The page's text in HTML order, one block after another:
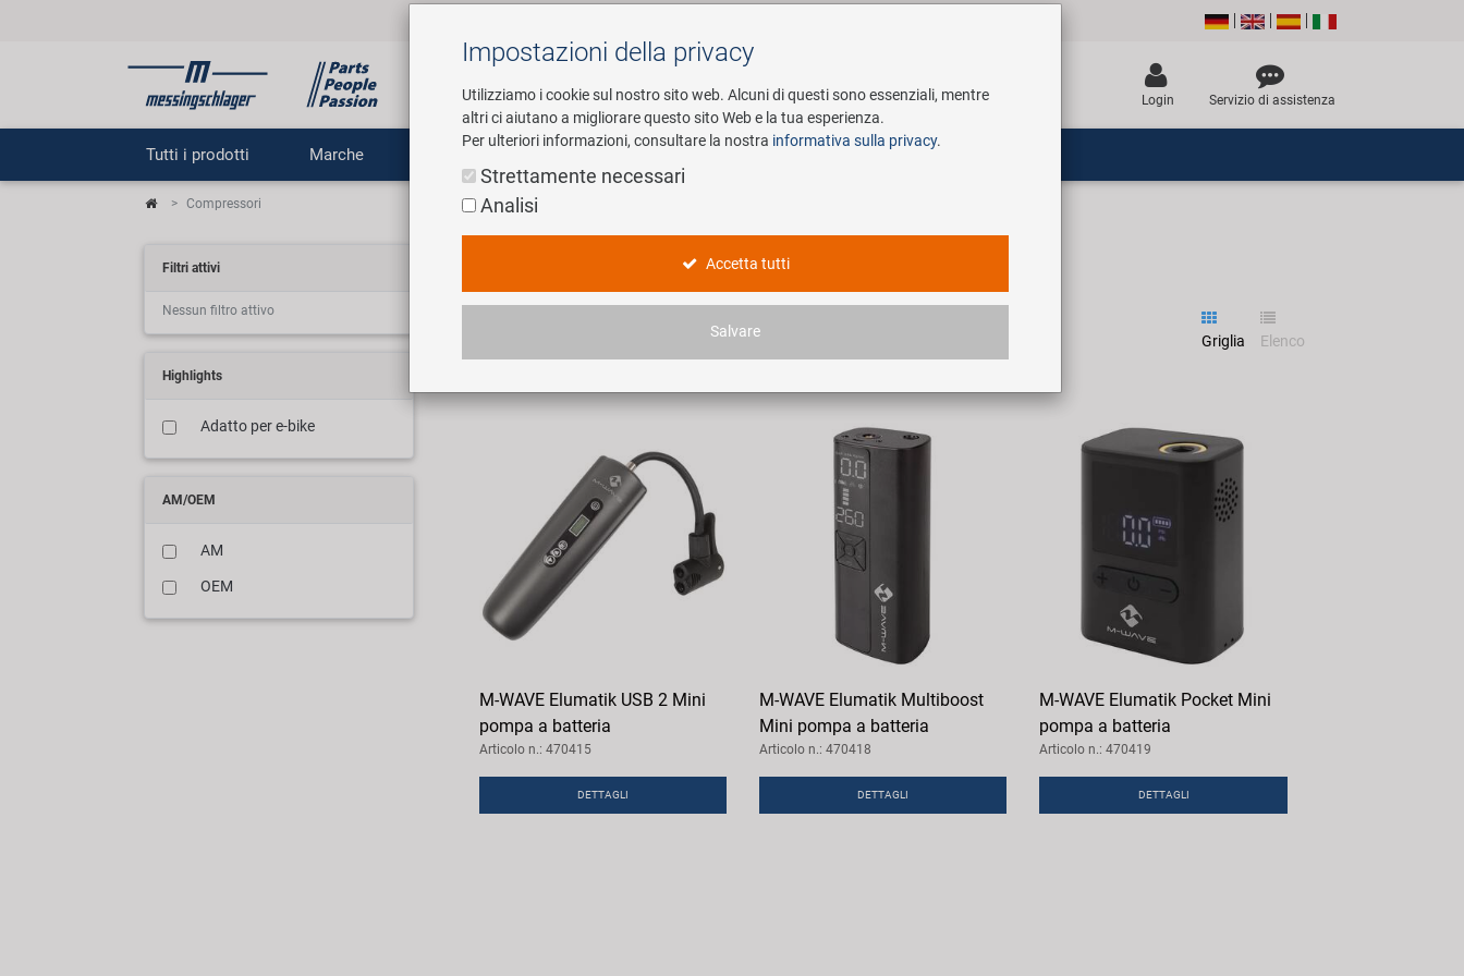
Cerca
Login Servizio di assistenza
Tutti i prodotti Marche E-Mobility
Compressori
Filtri attivi
Nessun filtro attivo
Highlights
Adatto per e-bike
AM/OEM
AM
OEM
Griglia Elenco
M-WAVE Elumatik USB 2 Mini
pompa a batteria
Articolo n.: 470415
DETTAGLI
M-WAVE Elumatik Multiboost
Mini pompa a batteria
Articolo n.: 470418
DETTAGLI
M-WAVE Elumatik Pocket Mini
pompa a batteria
Articolo n.: 470419
DETTAGLI
Impostazioni della privacy
Utilizziamo i cookie sul nostro sito web. Alcuni di questi sono essenziali, mentre
altri ci aiutano a migliorare questo sito Web e la tua esperienza.
Per ulteriori informazioni, consultare la nostra informativa sulla privacy.
Strettamente necessari
Analisi
Accetta tutti
Salvare